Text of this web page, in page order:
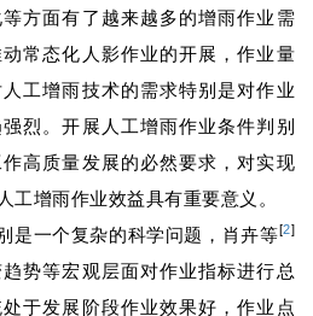
方面有了越来越多的增雨作业需
常态化人影作业的开展，作业量
工增雨技术的需求特别是对作业
烈。开展人工增雨作业条件判别
高质量发展的必然要求，对实现
工增雨作业效益具有重要意义。
是一个复杂的科学问题，肖卉等[2]
势等宏观层面对作业指标进行总
于发展阶段作业效果好，作业点